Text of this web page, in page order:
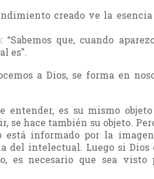
creado ve la
que, cuando
es".
a Dios, se forma en
entender, es su mismo
se hace también su objeto.
informado por la
del intelectual. Luego si Dios
es necesario que sea visto